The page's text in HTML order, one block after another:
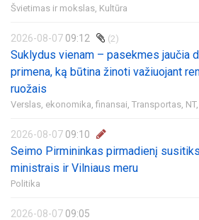
Švietimas ir mokslas, Kultūra
2026-08-07 09:12 (2)
Suklydus vienam – pasekmes jaučia
primena, ką būtina žinoti važiuojant
ruožais
Verslas, ekonomika, finansai, Transportas,
2026-08-07 09:10
Seimo Pirmininkas pirmadienį
ministrais ir Vilniaus meru
Politika
2026-08-07 09:05